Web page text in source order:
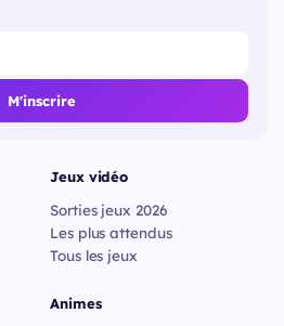
M'inscrire
Jeux vidéo
Sorties jeux 2026
Les plus attendus
Tous les jeux
Animes